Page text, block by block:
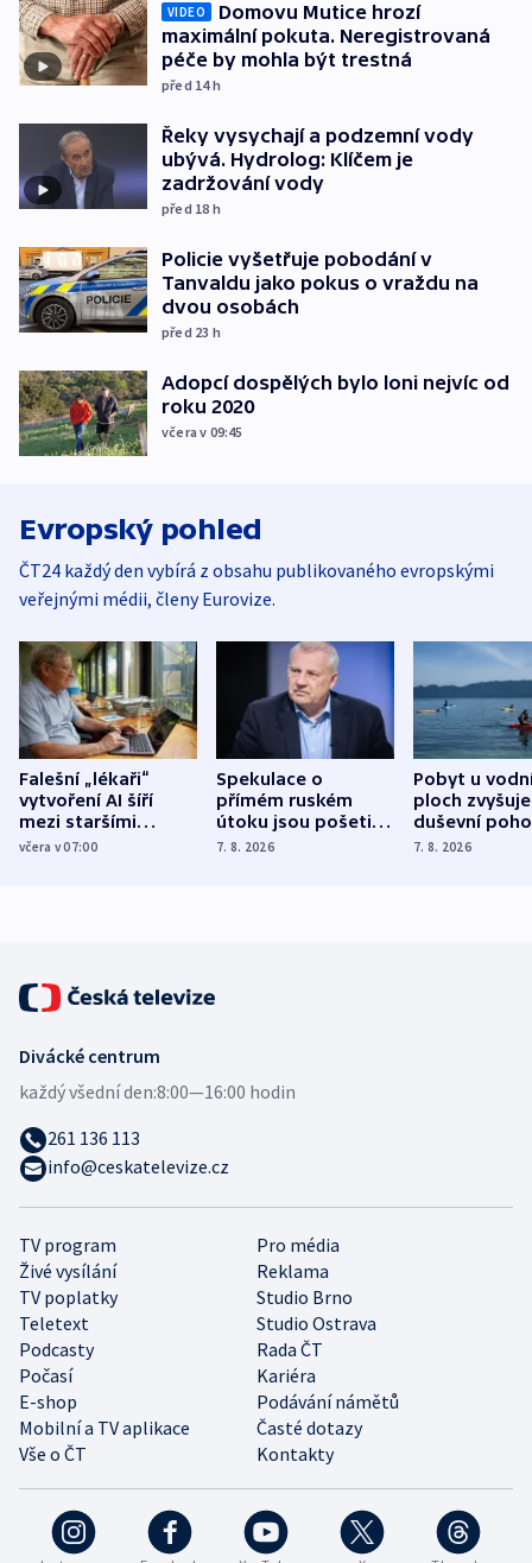
VIDEO
Domovu Mutice hrozí
maximální pokuta. Neregistrovaná
péče by mohla být trestná
před 14h
Řeky vysychají a podzemní vody
ubývá. Hydrolog: Klíčem je
zadržování vody
před 18 h
Policie vyšetřuje pobodání v
Tanvaldu jako pokus o vraždu na
dvou osobách
před 23 h
Adopcí dospělých bylo loni nejvíc od
roku 2020
včera v 09:45
Evropský pohled
ČT24 každý den vybírá z obsahu publikovaného evropskými
veřejnými médii, členy Eurovize.
Falešní „lékaři“
vytvoření AI šíří
mezi staršími
Poláky nebezpečné
včera v 07:00
Spekulace o
přímém ruském
útoku jsou pošetilé,
míní estonský
7. 8. 2026
Pobyt u
ploch zvyšuje
duševní
ukázala
7. 8. 2026
TV program
Pro média
Živé vysílání
Reklama
TV poplatky
Studio Brno
Teletext
Studio Ostrava
Podcasty
Rada ČT
Počasí
Kariéra
E-shop
Podávání námětů
Mobilní a TV aplikace
Časté dotazy
Vše o ČT
Kontakty
Divácké centrum
každý všední den:8:00—16:00 hodin
261 136 113
info@ceskatelevize.cz